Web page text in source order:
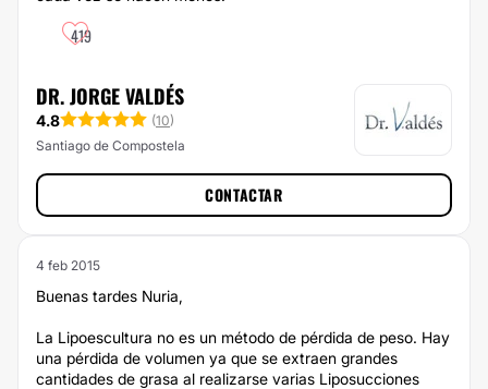
419
DR. JORGE VALDÉS
4.8 (10)
Santiago de Compostela
CONTACTAR
4 feb 2015
Buenas tardes Nuria,
La Lipoescultura no es un método de pérdida de peso. Hay
una pérdida de volumen ya que se extraen grandes
cantidades de grasa al realizarse varias Liposucciones